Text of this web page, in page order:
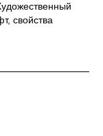
свойства